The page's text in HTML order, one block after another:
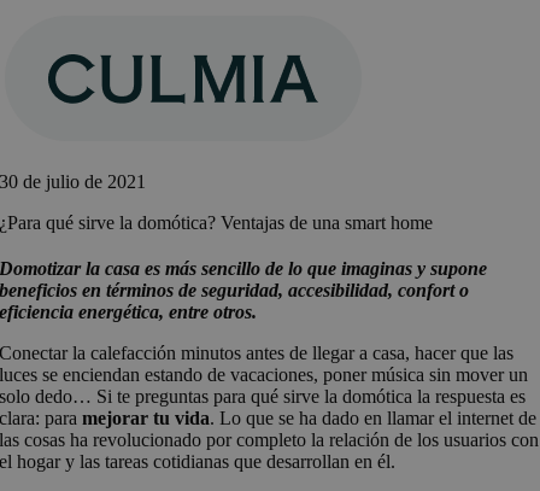
contenido
30 de julio de 2021
¿Para qué sirve la domótica? Ventajas de una smart home
Domotizar la casa es más sencillo de lo que imaginas y supone
beneficios en términos de seguridad, accesibilidad, confort o
eficiencia energética, entre otros.
Conectar la calefacción minutos antes de llegar a casa, hacer que las
luces se enciendan estando de vacaciones, poner música sin mover un
solo dedo… Si te preguntas para qué sirve la domótica la respuesta es
clara: paramejorar tu vida. Lo que se ha dado en llamar el internet de
las cosas ha revolucionado por completo la relación de los usuarios con
el hogar y las tareas cotidianas que desarrollan en él.